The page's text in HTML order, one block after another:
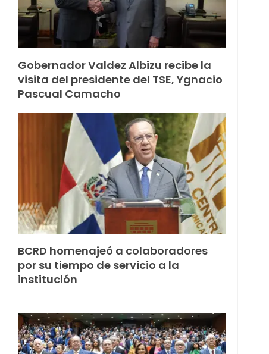
Gobernador Valdez Albizu recibe la
visita del presidente del TSE, Ygnacio
Pascual Camacho
BCRD homenajeó a colaboradores
por su tiempo de servicio a la
institución